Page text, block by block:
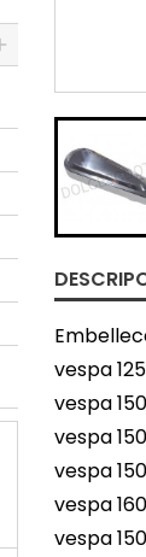
vespa
vespa
vespa
vespa
vespa
vespa